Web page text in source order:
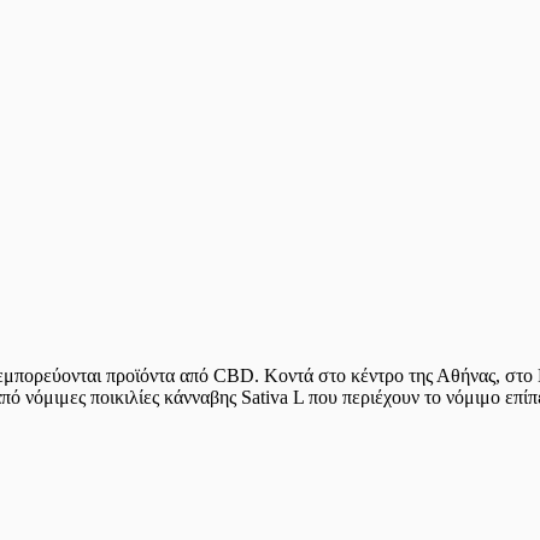
προϊόντα από CBD. Κοντά στο κέντρο της Αθήνας, στο
ποικιλίες κάνναβης Sativa L που περιέχουν το νόμιμο